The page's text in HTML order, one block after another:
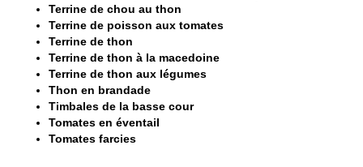
Terrine de chou au thon
Terrine de poisson aux tomates
Terrine de thon
Terrine de thon à la macedoine
Terrine de thon aux légumes
Thon en brandade
Timbales de la basse cour
Tomates en éventail
Tomates farcies